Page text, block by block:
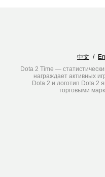
中文 /
Dota 2 Time —
награждает активных
Dota 2 и логотип Dota 2
торговыми